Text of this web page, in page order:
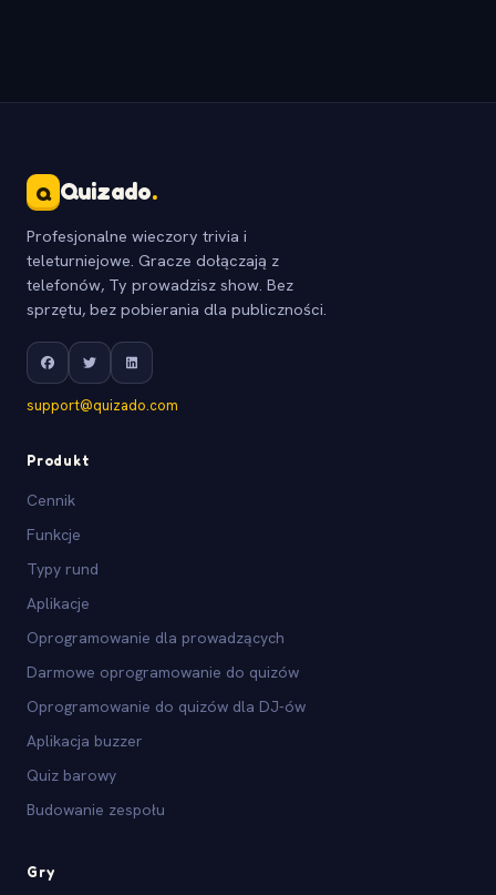
Q Quizado.
Profesjonalne wieczory trivia i
teleturniejowe. Gracze dołączają z
telefonów, Ty prowadzisz show. Bez
sprzętu, bez pobierania dla publiczności.
support@quizado.com
Produkt
Cennik
Funkcje
Typy rund
Aplikacje
Oprogramowanie dla prowadzących
Darmowe oprogramowanie do quizów
Oprogramowanie do quizów dla DJ-ów
Aplikacja buzzer
Quiz barowy
Budowanie zespołu
Gry